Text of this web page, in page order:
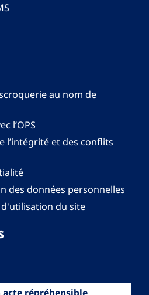
au nom de
l’OPS
l’intégrité et des conflits
des données personnelles
du site